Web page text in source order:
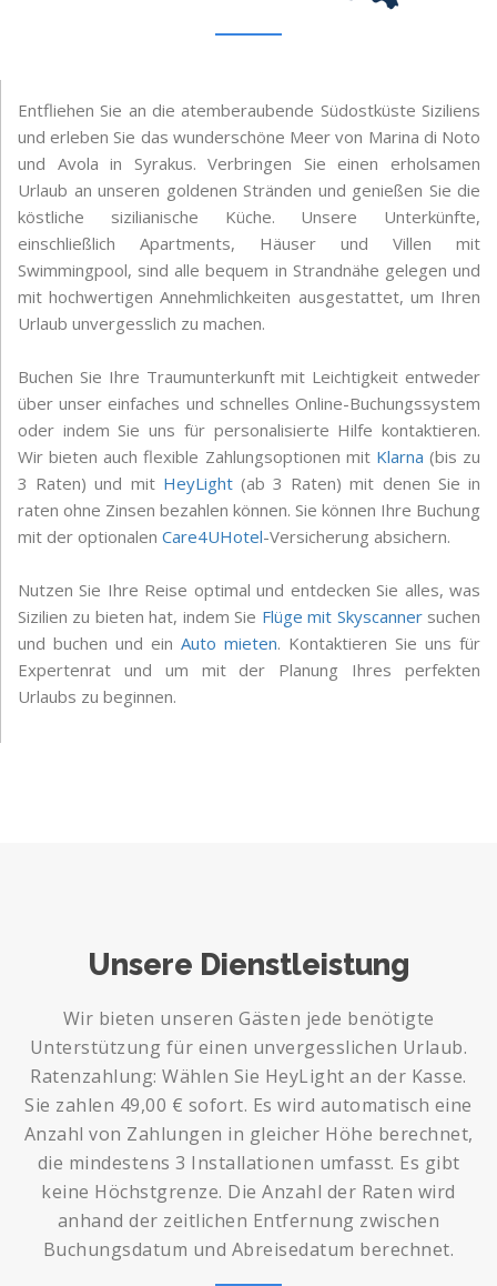
Entfliehen Sie an die atemberaubende Südostküste Siziliens
und erleben Sie das wunderschöne Meer von Marina di Noto
und Avola in Syrakus. Verbringen Sie einen erholsamen
Urlaub an unseren goldenen Stränden und genießen Sie die
köstliche sizilianische Küche. Unsere Unterkünfte,
einschließlich Apartments, Häuser und Villen mit
Swimmingpool, sind alle bequem in Strandnähe gelegen und
mit hochwertigen Annehmlichkeiten ausgestattet, um Ihren
Urlaub unvergesslich zu machen.
Buchen Sie Ihre Traumunterkunft mit Leichtigkeit entweder
über unser einfaches und schnelles Online-Buchungssystem
oder indem Sie uns für personalisierte Hilfe kontaktieren.
Wir bieten auch flexible Zahlungsoptionen mit Klarna (bis zu
3 Raten) und mit HeyLight(ab 3 Raten) mit denen Sie in
raten ohne Zinsen bezahlen können. Sie können Ihre Buchung
mit der optionalen Care4UHotel-Versicherung absichern.
Nutzen Sie Ihre Reise optimal und entdecken Sie alles, was
Sizilien zu bieten hat, indem Sie Flüge mit Skyscannersuchen
und buchen und ein Auto mieten. Kontaktieren Sie uns für
Expertenrat und um mit der Planung Ihres perfekten
Urlaubs zu beginnen.
Unsere Dienstleistung
Wir bieten unseren Gästen jede benötigte
Unterstützung für einen unvergesslichen Urlaub.
Ratenzahlung: Wählen Sie HeyLight an der Kasse.
Sie zahlen 49,00 € sofort. Es wird automatisch eine
Anzahl von Zahlungen in gleicher Höhe berechnet,
die mindestens 3 Installationen umfasst. Es gibt
keine Höchstgrenze. Die Anzahl der Raten wird
anhand der zeitlichen Entfernung zwischen
Buchungsdatum und Abreisedatum berechnet.